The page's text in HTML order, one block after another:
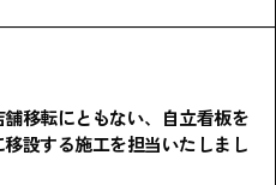
舗移転にともない、自立看板を
設する施工を担当いたしまし